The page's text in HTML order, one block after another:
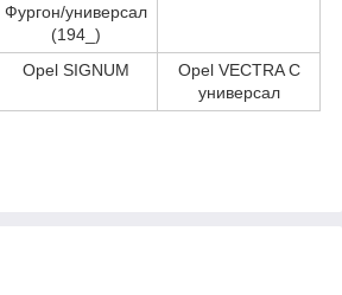
Фургон/универсал
(194_)
Opel SIGNUM
Opel VECTRA C
универсал